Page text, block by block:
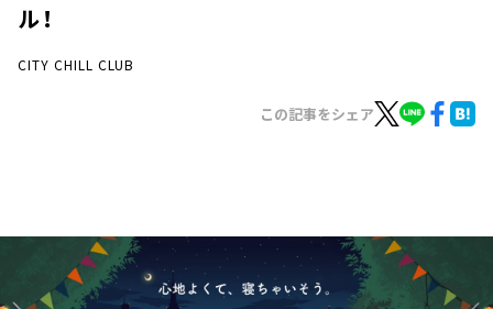
イベント・グッズ
YouTube
会社情報
ル！
CITY CHILL CLUB
この記事をシェア